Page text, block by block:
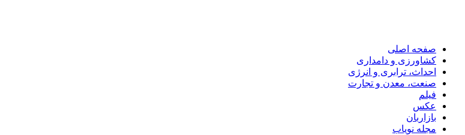
صفحه اصلی
کشاورزی و دامداری
احداث، ترابری و انرژی
صنعت، معدن و تجارت
فیلم
عکس
بازاربان
مجله نویاب